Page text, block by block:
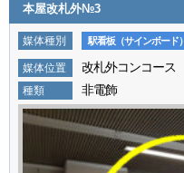
本屋改札外№3
媒体種別 駅看板（サインボード）
媒体位置 改札外コンコース
種類 非電飾